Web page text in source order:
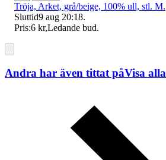
Tröja, Arket, grå/beige, 100% ull, stl. M.
Sluttid9 aug 20:18.
Pris:6 kr,Ledande bud.
Andra har även tittat påVisa alla